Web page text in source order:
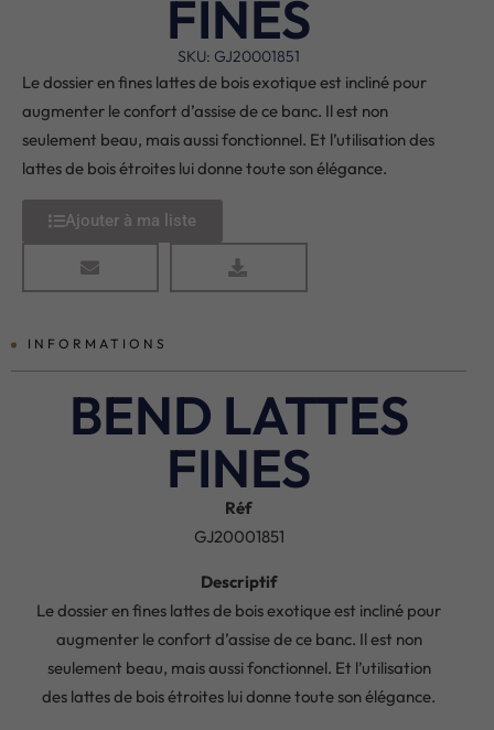
FINES
SKU: GJ20001851
Le dossier en fines lattes de bois exotique est incliné pour
augmenter le confort d’assise de ce banc. Il est non
seulement beau, mais aussi fonctionnel. Et l’utilisation des
lattes de bois étroites lui donne toute son élégance.
Ajouter à ma liste
INFORMATIONS
BEND LATTES
FINES
Réf
GJ20001851
Descriptif
Le dossier en fines lattes de bois exotique est incliné pour
augmenter le confort d’assise de ce banc. Il est non
seulement beau, mais aussi fonctionnel. Et l’utilisation
des lattes de bois étroites lui donne toute son élégance.